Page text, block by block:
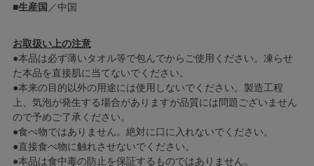
■生産国 ／中国
お取扱い上の注意
●本品は必ず薄いタオル等で包んでからご使用ください。凍らせ
た本品を直接肌に当てないでください。
●本来の目的以外の用途には使用しないでください。製造工程
上、気泡が発生する場合がありますが品質には問題ございません
ので予めご了承ください。
●食べ物ではありません。絶対に口に入れないでください。
●直接食べ物に触れさせないでください。
●本品は食中毒の防止を保証するものではありません。